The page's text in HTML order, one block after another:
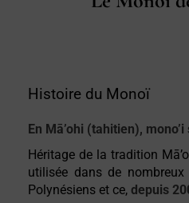
Histoire du Monoï
En Mā’ohi (tahitien),
Héritage de la tradition
utilisée dans de
Polynésiens et ce, depuis